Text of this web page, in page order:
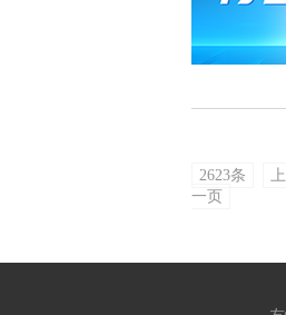
2623条
一页